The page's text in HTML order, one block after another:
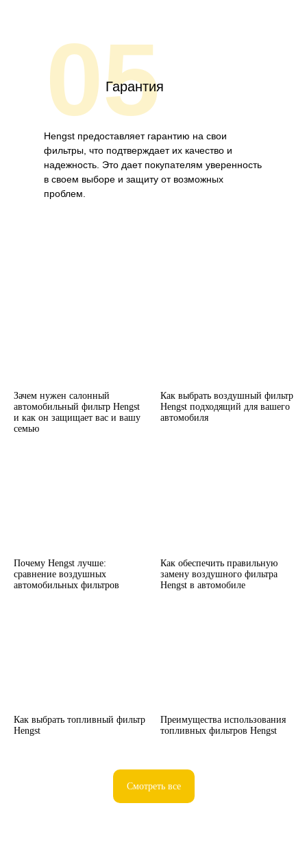
05
Гарантия
Hengst предоставляет гарантию на свои
фильтры, что подтверждает их качество и
надежность. Это дает покупателям уверенность
в своем выборе и защиту от возможных
проблем.
Зачем нужен салонный
автомобильный фильтр Hengst
и как он защищает вас и вашу
семью
Как выбрать воздушный фильтр
Hengst подходящий для вашего
автомобиля
Почему Hengst лучше:
сравнение воздушных
автомобильных фильтров
Как обеспечить правильную
замену воздушного фильтра
Hengst в автомобиле
Как выбрать топливный фильтр
Hengst
Преимущества использования
топливных фильтров Hengst
Смотреть все